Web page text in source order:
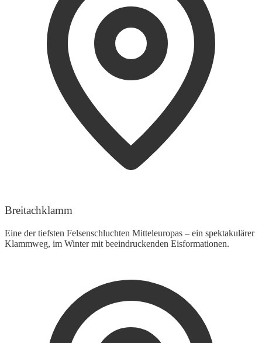
Breitachklamm
Eine der tiefsten Felsenschluchten Mitteleuropas – ein spektakulärer
Klammweg, im Winter mit beeindruckenden Eisformationen.